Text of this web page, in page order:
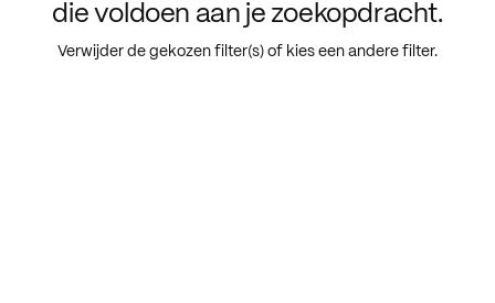
die voldoen aan je zoekopdracht.
Verwijder de gekozen filter(s) of kies een andere filter.